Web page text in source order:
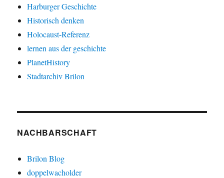
Harburger Geschichte
Historisch denken
Holocaust-Referenz
lernen aus der geschichte
PlanetHistory
Stadtarchiv Brilon
NACHBARSCHAFT
Brilon Blog
doppelwacholder